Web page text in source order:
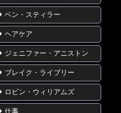
ベン・スティラー
ヘアケア
ジェニファー・アニストン
ブレイク・ライブリー
ロビン・ウィリアムズ
仕事